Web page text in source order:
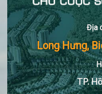
Địa
Long Hưng,
TP.